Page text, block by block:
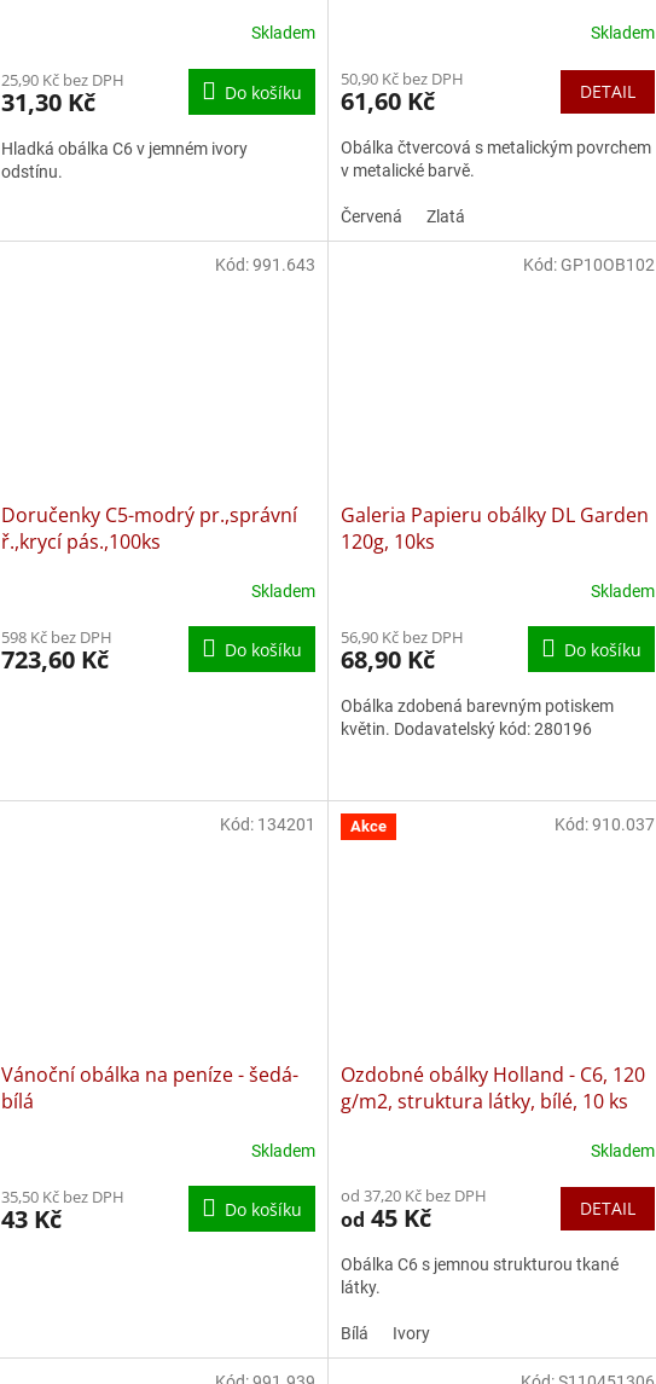
Skladem
25,90 Kč bez DPH
31,30 Kč Do košíku
Hladká obálka C6 v jemném ivory
odstínu.
Skladem
50,90 Kč bez DPH
61,60 Kč DETAIL
Obálka čtvercová s metalickým povrchem
v metalické barvě.
Červená Zlatá
Doručenky C5-modrý pr.,správní
ř.,krycí pás.,100ks
Skladem
598 Kč bez DPH
723,60 Kč Do košíku
Kód:991.643
Galeria Papieru obálky DL Garden
120g, 10ks
Skladem
56,90 Kč bez DPH
68,90 Kč Do košíku
Obálka zdobená barevným potiskem
květin. Dodavatelský kód: 280196
Kód: GP10OB102
Vánoční obálka na peníze - šedá-
bílá
Skladem
35,50 Kč bez DPH
43 Kč Do košíku
Kód: 134201 Akce
Ozdobné obálky Holland - C6, 120
g/m2, struktura látky, bílé, 10 ks
Skladem
od 37,20 Kč bez DPH
od 45 Kč DETAIL
Obálka C6 s jemnou strukturou tkané
látky.
Bílá Ivory
Kód:910.037